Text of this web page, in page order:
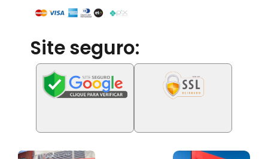
Site seguro: